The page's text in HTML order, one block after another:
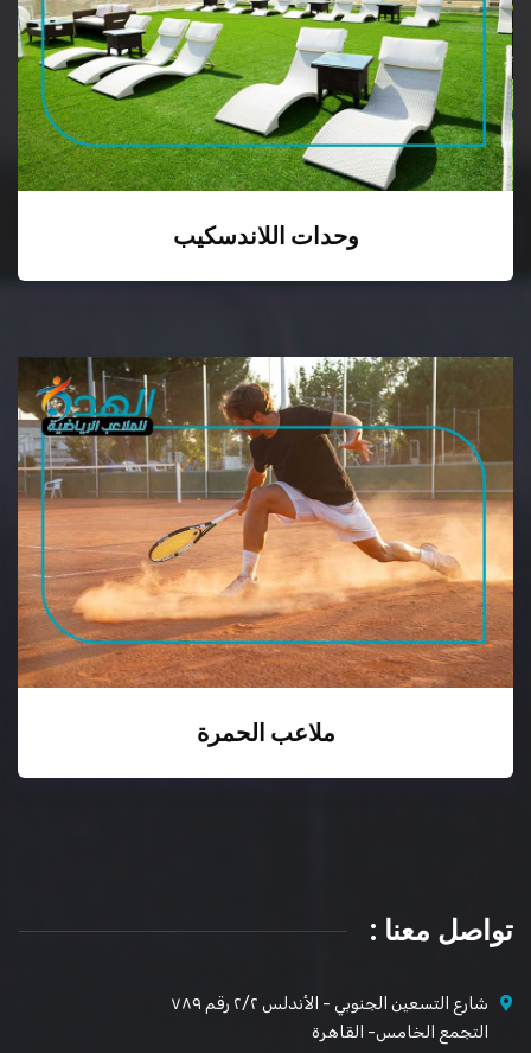
وحدات اللاندسكيب
ملاعب الحمرة
تواصل معنا :
شارع التسعين الجنوبي - الأندلس ٢/٢ رقم ٧٨٩
التجمع الخامس- القاهرة